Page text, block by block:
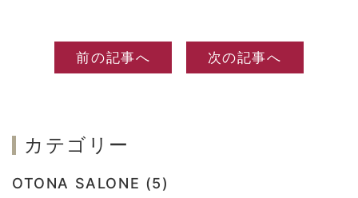
前の記事へ 次の記事へ
カテゴリー
OTONA SALONE (5)